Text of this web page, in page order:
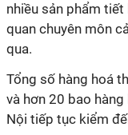
nhiều sản phẩm
quan chuyên môn
qua.
Tổng số hàng hoá
và hơn 20 bao
Nội tiếp tục kiểm